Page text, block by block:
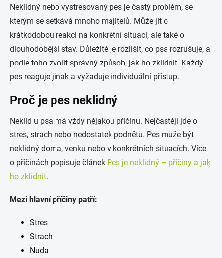
Neklidný nebo vystresovaný pes je častý problém, se
kterým se setkává mnoho majitelů. Může jít o
krátkodobou reakci na konkrétní situaci, ale také o
dlouhodobější stav. Důležité je rozlišit, co psa rozrušuje, a
podle toho zvolit správný způsob, jak ho zklidnit. Každý
pes reaguje jinak a vyžaduje individuální přístup.
Proč je pes neklidný
Neklid u psa má vždy nějakou příčinu. Nejčastěji jde o
stres, strach nebo nedostatek podnětů. Pes může být
neklidný doma, venku nebo v konkrétních situacích. Více
o příčinách popisuje článek Pes je neklidný – příčiny a jak
ho zklidnit.
Mezi hlavní příčiny patří:
Stres
Strach
Nuda